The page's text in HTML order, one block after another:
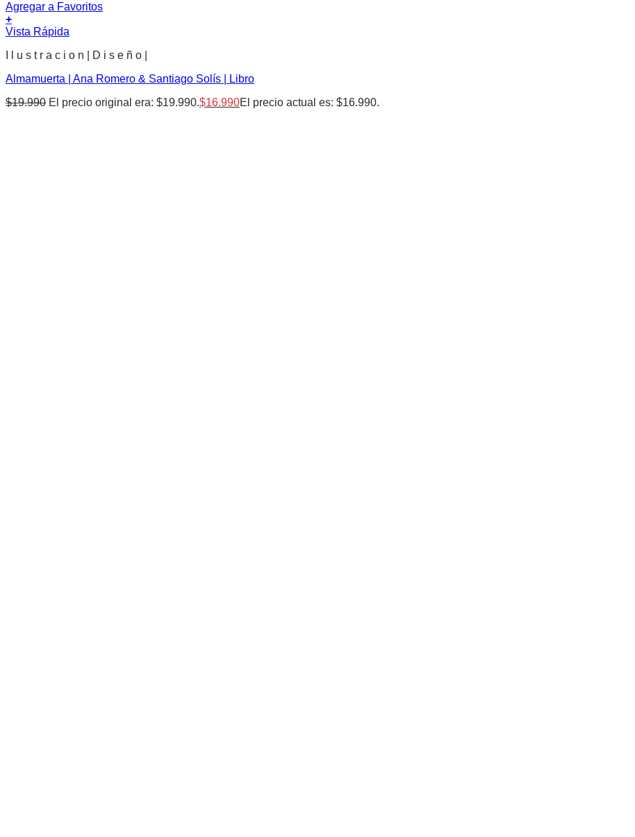
Agregar a Favoritos
+
Vista Rápida
I l u s t r a c i o n | D i s e ñ o |
Almamuerta | Ana Romero & Santiago Solís | Libro
$19.990 El precio original era: $19.990.$16.990El precio actual es: $16.990.